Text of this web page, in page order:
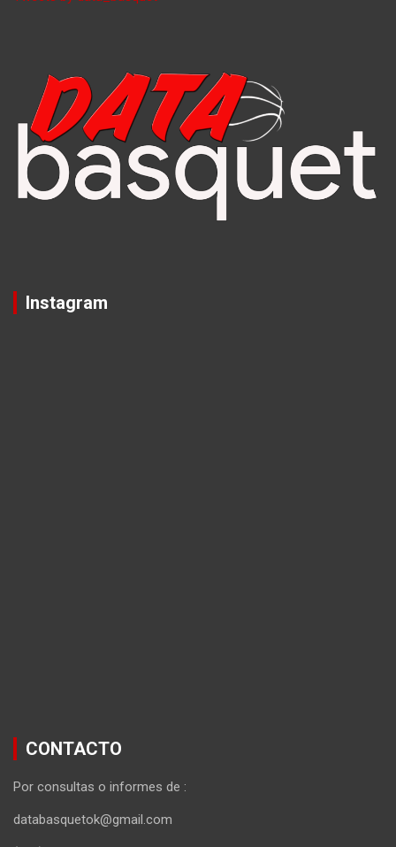
Instagram
CONTACTO
Por consultas o informes de :
databasquetok@gmail.com